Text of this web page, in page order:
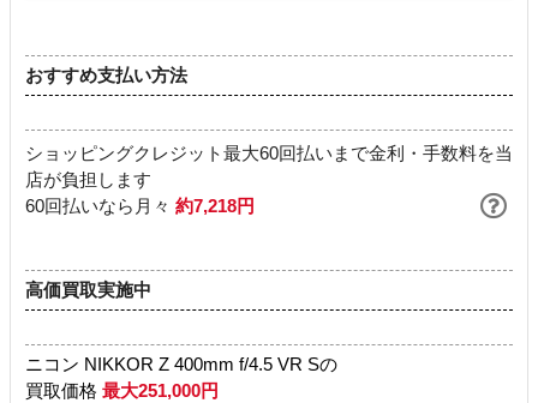
おすすめ支払い方法
ショッピングクレジット最大60回払いまで金利・手数料を当
店が負担します
60回払いなら月々 約7,218円
高価買取実施中
ニコン NIKKOR Z 400mm f/4.5 VR Sの
買取価格 最大251,000円